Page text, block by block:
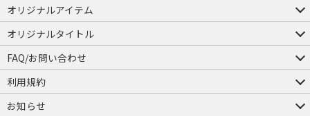
オリジナルアイテム
つままれ
つかまれ
ピョコッテ
オリジナルタイトル
アイテムヤ
ミスカトニック大學購買部
FAQ/お問い合わせ
FAQ
お問い合わせ
利用規約
会員規約・ポイント規約
特定商取引法に関する表示
プライバシーポリシー
お知らせ